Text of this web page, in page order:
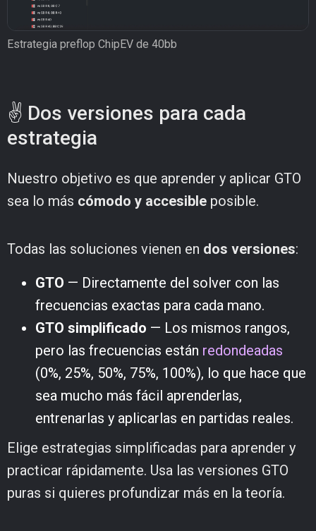
Estrategia preflop ChipEV de 40bb
✌️ Dos versiones para cada
estrategia
Nuestro objetivo es que aprender y aplicar GTO
sea lo más cómodo y accesible posible.
Todas las soluciones vienen en dos versiones:
GTO — Directamente del solver con las
frecuencias exactas para cada mano.
GTO simplificado — Los mismos rangos,
pero las frecuencias están redondeadas
(0%, 25%, 50%, 75%, 100%), lo que hace que
sea mucho más fácil aprenderlas,
entrenarlas y aplicarlas en partidas reales.
Elige estrategias simplificadas para aprender y
practicar rápidamente. Usa las versiones GTO
puras si quieres profundizar más en la teoría.